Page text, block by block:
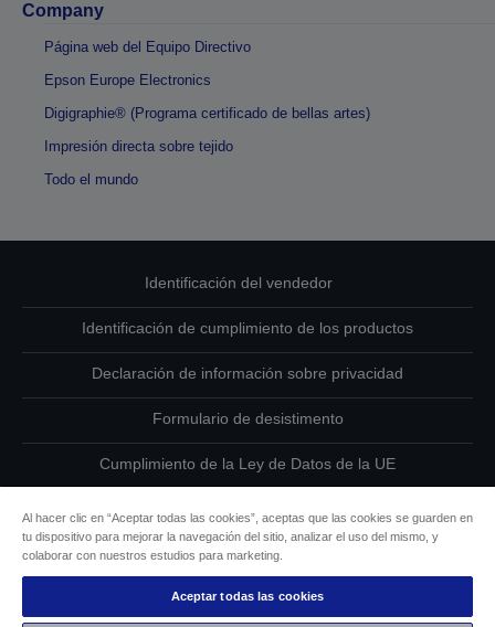
Company
Página web del Equipo Directivo
Epson Europe Electronics
Digigraphie® (Programa certificado de bellas artes)
Impresión directa sobre tejido
Todo el mundo
Identificación del vendedor
Identificación de cumplimiento de los productos
Declaración de información sobre privacidad
Formulario de desistimento
Cumplimiento de la Ley de Datos de la UE
Información sobre cookies
Compromiso de accesibilidad de Epson
Al hacer clic en “Aceptar todas las cookies”, aceptas que las cookies se guarden en
tu dispositivo para mejorar la navegación del sitio, analizar el uso del mismo, y
colaborar con nuestros estudios para marketing.
Aceptar todas las cookies